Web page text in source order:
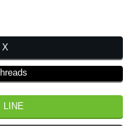
X
Threads
LINE